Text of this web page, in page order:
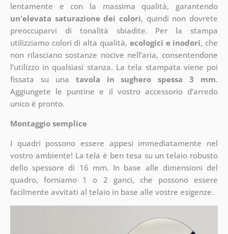
lentamente e con la massima qualità, garantendo
un'elevata saturazione dei colori, quindi non dovrete
preoccuparvi di tonalità sbiadite. Per la stampa
utilizziamo colori di alta qualità, ecologici e inodori, che
non rilasciano sostanze nocive nell’aria, consentendone
l’utilizzo in qualsiasi stanza. La tela stampata viene poi
fissata su una tavola in sughero spessa 3 mm.
Aggiungete le puntine e il vostro accessorio d’arredo
unico è pronto.
Montaggio semplice
I quadri possono essere appesi immediatamente nel
vostro ambiente! La tela è ben tesa su un telaio robusto
dello spessore di 16 mm. In base alle dimensioni del
quadro, forniamo 1 o 2 ganci, che possono essere
facilmente avvitati al telaio in base alle vostre esigenze.